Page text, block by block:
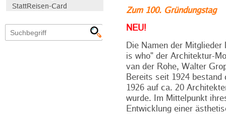
StattReisen-Card
Zum 100. Gründungstag
NEU!
Die Namen der
is who" der Architektur-
van der Rohe, Walter
Bereits seit 1924 bestand
1926 auf ca. 20
wurde. Im Mittelpunkt
Entwicklung einer